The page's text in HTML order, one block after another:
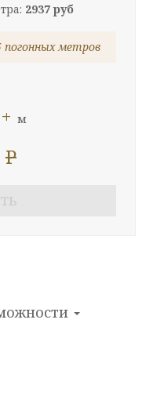
2937 руб
погонных метров
+ м
P